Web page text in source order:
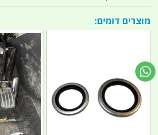
מוצרים דומים: